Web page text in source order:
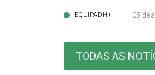
EQUIPADH+ 05 de
TODAS AS